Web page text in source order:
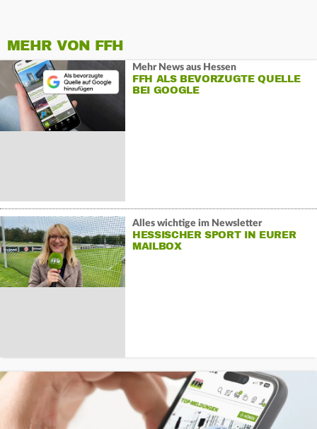
MEHR VON FFH
Mehr News aus Hessen
FFH ALS BEVORZUGTE QUELLE
BEI GOOGLE
Alles wichtige im Newsletter
HESSISCHER SPORT IN EURER
MAILBOX